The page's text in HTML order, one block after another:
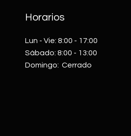
Horarios
Lun - Vie: 8:00 - 17:00​​
Sábado: 8:00 - 13:00
​Domingo: Cerrado